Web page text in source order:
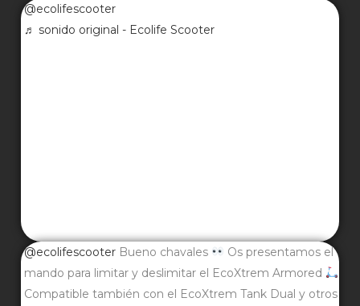
@ecolifescooter
♬ sonido original - Ecolife Scooter
@ecolifescooter Bueno chavales
Os presentamos el
mando para limitar y deslimitar el EcoXtrem Armored
Compatible también con el EcoXtrem Tank Dual y otros